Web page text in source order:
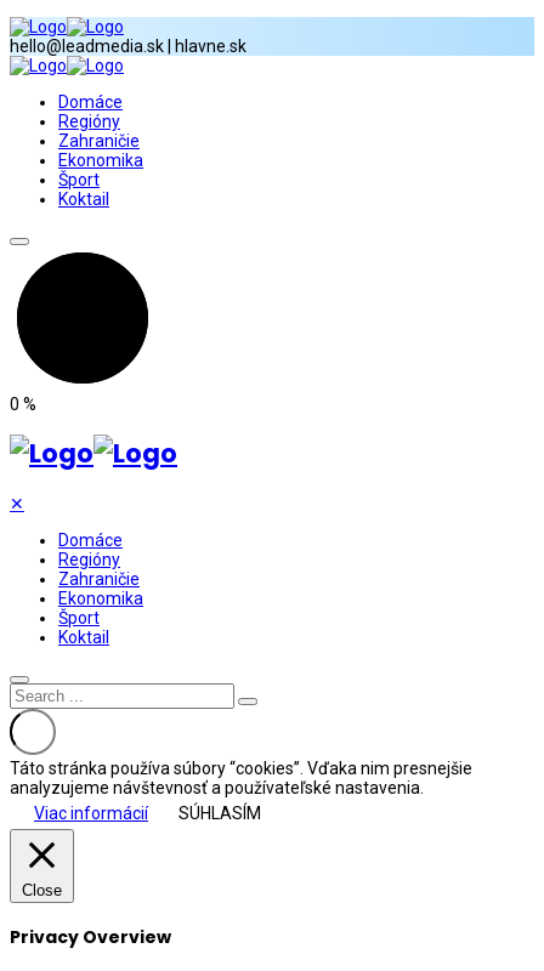
hello@leadmedia.sk | hlavne.sk
Domáce
Regióny
Zahraničie
Ekonomika
Šport
Koktail
0 %
✕
Domáce
Regióny
Zahraničie
Ekonomika
Šport
Koktail
Táto stránka používa súbory “cookies”. Vďaka nim presnejšie
analyzujeme návštevnosť a používateľské nastavenia.
Viac informácií
SÚHLASÍM
Close
Privacy Overview